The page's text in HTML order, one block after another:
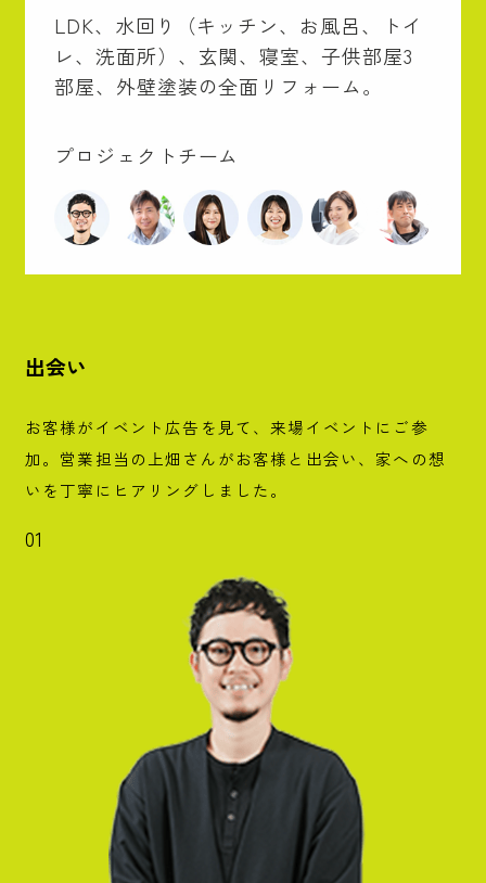
LDK、水回り（キッチン、お風呂、トイ
レ、洗面所）、玄関、寝室、子供部屋3
部屋、外壁塗装の全面リフォーム。
プロジェクトチーム
出会い
お客様がイベント広告を見て、来場イベントにご参
加。営業担当の上畑さんがお客様と出会い、家への想
いを丁寧にヒアリングしました。
01